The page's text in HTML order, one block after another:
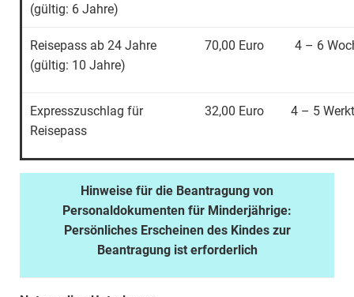
(gültig: 6 Jahre)
Reisepass ab 24 Jahre
(gültig: 10 Jahre)
70,00 Euro 4 – 6
Expresszuschlag für
Reisepass
32,00 Euro 4 – 5
Hinweise für die Beantragung von
Personaldokumenten für Minderjährige:
Persönliches Erscheinen des Kindes zur
Beantragung ist erforderlich